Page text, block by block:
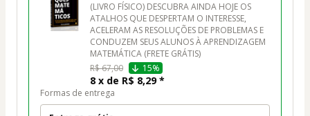
(LIVRO FÍSICO) DESCUBRA AINDA HOJE OS
ATALHOS QUE DESPERTAM O INTERESSE,
ACELERAM AS RESOLUÇÕES DE PROBLEMAS E
CONDUZEM SEUS ALUNOS À APRENDIZAGEM
MATEMÁTICA (FRETE GRÁTIS)
R$ 67,00
15%
8 x de R$ 8,29 *
Formas de entrega